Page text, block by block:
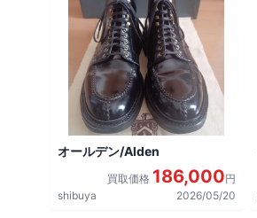
オールデン/Alden
買取価格 186,000円
shibuya
2026/05/20